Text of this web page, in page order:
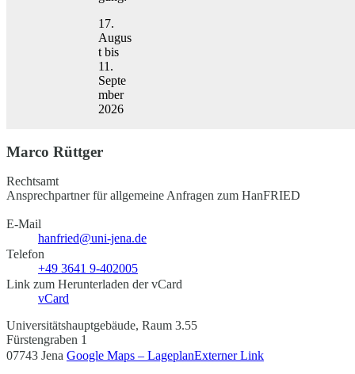
17.
Augus
t bis
11.
Septe
mber
2026
Marco Rüttger
Rechtsamt
Ansprechpartner für allgemeine Anfragen zum HanFRIED
E-Mail
hanfried@uni-jena.de
Telefon
+49 3641 9-402005
Link zum Herunterladen der vCard
vCard
Universitätshauptgebäude, Raum 3.55
Fürstengraben 1
07743 Jena Google Maps – LageplanExterner Link